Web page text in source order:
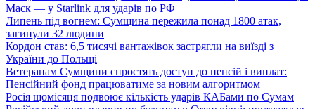
Маск — у Starlink для ударів по РФ
Липень під вогнем: Сумщина пережила понад 1800 атак,
загинули 32 людини
Кордон став: 6,5 тисячі вантажівок застрягли на виїзді з
України до Польщі
Ветеранам Сумщини спростять доступ до пенсій і виплат:
Пенсійний фонд працюватиме за новим алгоритмом
Росія щомісяця подвоює кількість ударів КАБами по Сумам